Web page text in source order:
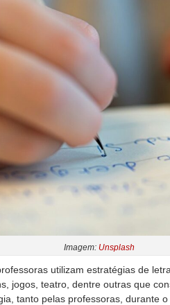
Imagem: Unsplash
utilizam estratégias de
jogos, teatro, dentre outras que
tanto pelas professoras, durante